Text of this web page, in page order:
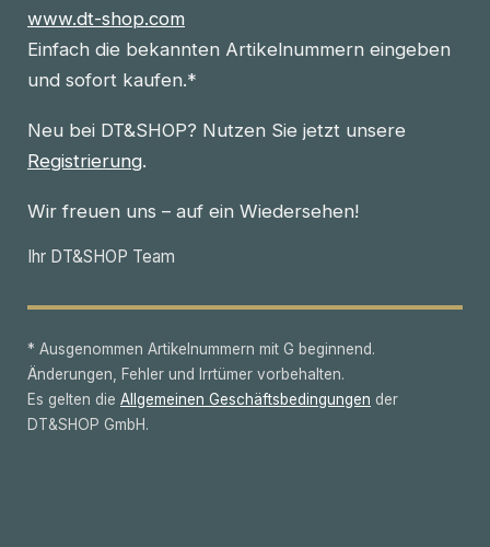
www.dt-shop.com
Einfach die bekannten Artikelnummern eingeben
und sofort kaufen.*
Neu bei DT&SHOP? Nutzen Sie jetzt unsere
Registrierung.
Wir freuen uns – auf ein Wiedersehen!
Ihr DT&SHOP Team
* Ausgenommen Artikelnummern mit G beginnend.
Änderungen, Fehler und Irrtümer vorbehalten.
Es gelten die Allgemeinen Geschäftsbedingungen der
DT&SHOP GmbH.